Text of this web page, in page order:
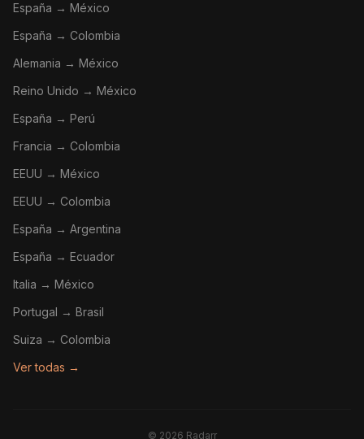
España → México
España → Colombia
Alemania → México
Reino Unido → México
España → Perú
Francia → Colombia
EEUU → México
EEUU → Colombia
España → Argentina
España → Ecuador
Italia → México
Portugal → Brasil
Suiza → Colombia
Ver todas →
© 2026 Radarr